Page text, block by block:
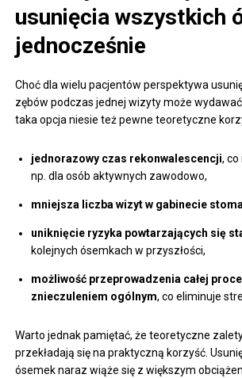
usunięcia wszystkich
jednocześnie
Choć dla wielu pacjentów perspektywa
zębów podczas jednej wizyty może
taka opcja niesie też pewne teoretyczne
jednorazowy czas rekonwalescencji,
np. dla osób aktywnych zawodowo,
mniejsza liczba wizyt w gabinecie
uniknięcie ryzyka powtarzających się
kolejnych ósemkach w przyszłości,
możliwość przeprowadzenia całej
znieczuleniem ogólnym, co eliminuje
Warto jednak pamiętać, że teoretyczne
przekładają się na praktyczną korzyść.
ósemek naraz wiąże się z większym